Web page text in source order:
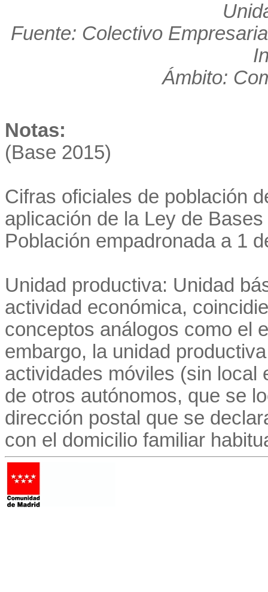
Fuente: Colectivo
Ámbito:
Notas:
(Base 2015)
Cifras oficiales de población
aplicación de la Ley de
Población empadronada a 1
Unidad productiva: Unidad
actividad económica,
conceptos análogos como el
embargo, la unidad
actividades móviles (sin
de otros autónomos, que se
dirección postal que se
con el domicilio familiar